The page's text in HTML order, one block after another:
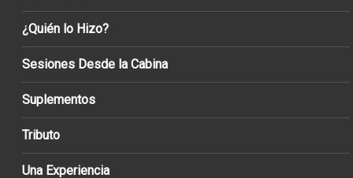
¿Quién lo Hizo?
Sesiones Desde la Cabina
Suplementos
Tributo
Una Experiencia